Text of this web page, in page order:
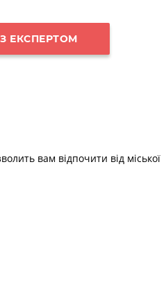
ЕКСПЕРТОМ
вам відпочити від міської